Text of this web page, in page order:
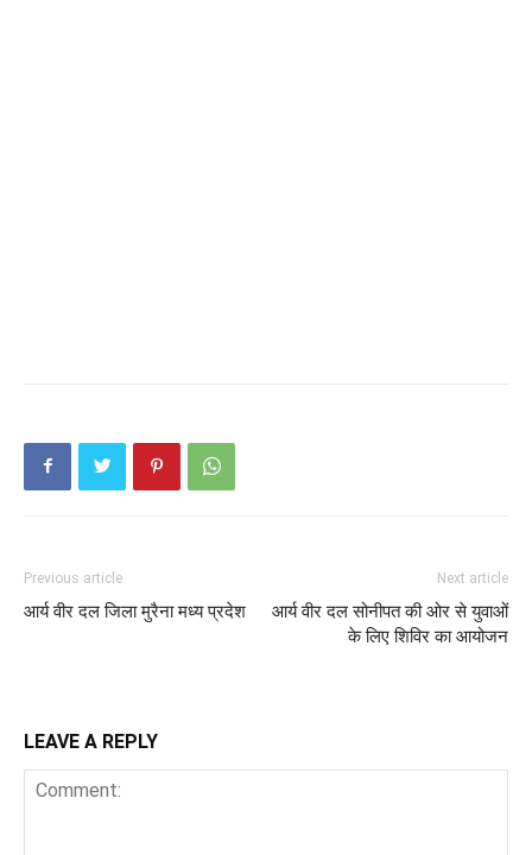
Previous article
आर्य वीर दल जिला मुरैना मध्य प्रदेश
Next article
आर्य वीर दल सोनीपत की ओर से युवाओं
के लिए शिविर का आयोजन
LEAVE A REPLY